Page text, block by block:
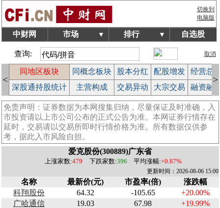
切换到
电脑版
中财网 市场 ▼ 排行 ▼ 自选股
查询: 取消
<
同地区板块 同概念板块 股本分红 配股增发
经营总
深股通持股统计 主营构成 交易异动 大宗交易 融资融
>
免责声明：证券数据为本网搜集归纳，尽量保证及时准确，入
市投资请以上市公司公布的正式公告为准。本网证券行情存在
延时，交易请以交易所即时行情价格为准。所有数据仅供参
考，据此入市风险自担。
爱克股份(300889)广东省
上涨家数:479 下跌家数:396 平均涨幅:+0.87%
更新时间：2026-08-06 15:00
名称 最新价(元) 市盈率(倍)
涨跌幅
科翔股份
64.32 -105.65
+20.00%
广哈通信
19.03 67.98
+19.99%